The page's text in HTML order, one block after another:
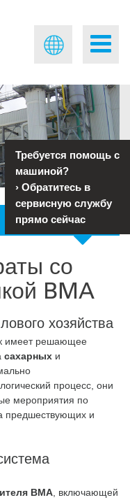
со
BMA
хозяйства
имеет решающее
сахарных и
процесс, они
мероприятия по
предшествующих и
BMA , включающей
Требуется помощь с
машиной?
› Обратитесь в
сервисную службу
прямо сейчас